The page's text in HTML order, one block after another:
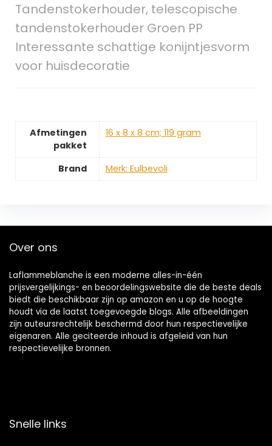
Tandenstokerhouder, telescopische
tandenstokerhouder Groen PP
Interessante schattige konijntjesvorm
voor huisdecoratie
Afmetingen
pakket
‎16 x 8 x 8 cm; 119 gram
Brand Merk: Eulbevoli
Over ons
Laflammeblanche is een moderne alles-in-één
prijsvergelijkings- en beoordelingswebsite die de beste deals
biedt die beschikbaar zijn op amazon en u op de hoogte
houdt via de laatst toegevoegde blogs. Alle afbeeldingen
zijn auteursrechtelijk beschermd door hun respectievelijke
eigenaren. Alle geciteerde inhoud is afgeleid van hun
respectievelijke bronnen.
Snelle links